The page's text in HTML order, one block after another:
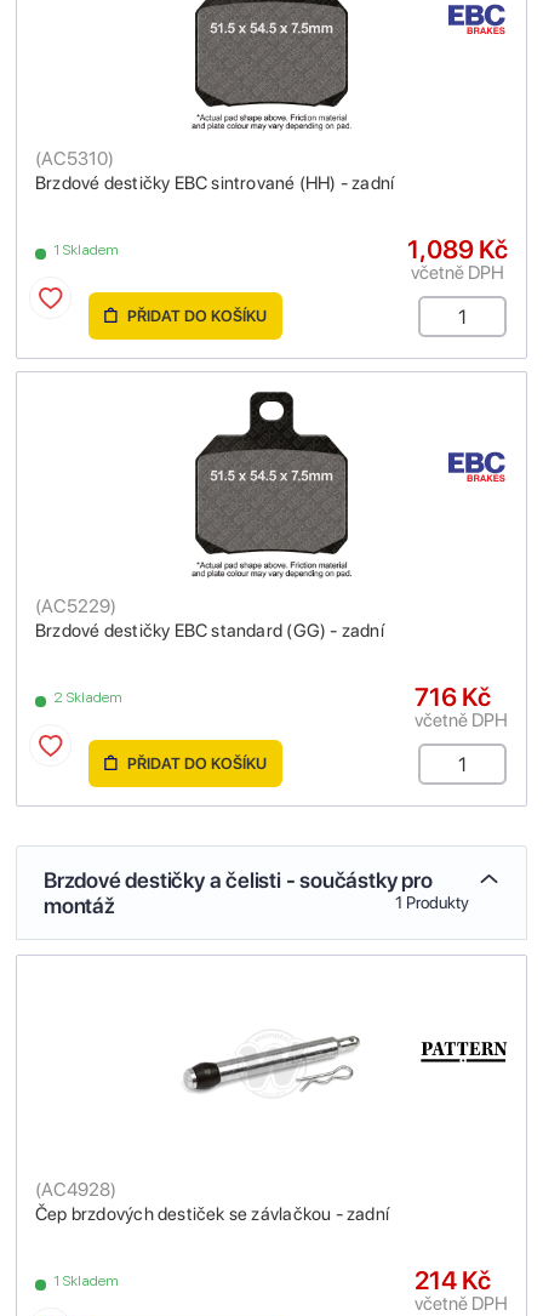
Brzdové destičky EBC sintrované (HH) - zadní
(AC5310)
1 Skladem 1,089 Kč
včetně DPH
PŘIDAT DO KOŠÍKU
Brzdové destičky EBC standard (GG) - zadní
(AC5229)
2 Skladem 716 Kč
včetně DPH
PŘIDAT DO KOŠÍKU
Brzdové destičky a čelisti - součástky pro
montáž
1 Produkty
Čep brzdových destiček se závlačkou - zadní
(AC4928)
1 Skladem 214 Kč
včetně DPH